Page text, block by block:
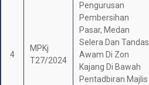
4
MPKj
T27/2024
Pengurusan
Pembersihan
Pasar, Medan
Selera Dan Tandas
Awam Di Zon
Kajang Di Bawah
Pentadbiran Majlis